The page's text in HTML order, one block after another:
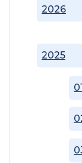
2025
2026